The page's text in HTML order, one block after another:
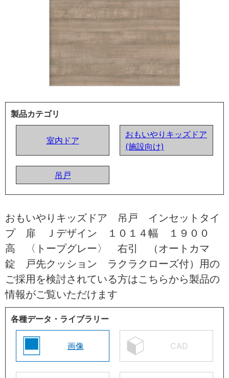
製品カテゴリ
室内ドア
おもいやりキッズドア
(施設向け)
吊戸
おもいやりキッズドア 吊戸 インセットタイ
プ 扉 Ｊデザイン １０１４幅 １９００
高 〈トープグレー〉 右引 （オートカマ
錠 戸先クッション ラクラクローズ付）用の
ご採用を検討されている方はこちらから製品の
情報がご覧いただけます
各種データ・ライブラリー
画像 CAD